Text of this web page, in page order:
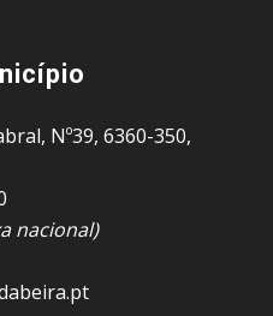
Nº39, 6360-350,
nacional)